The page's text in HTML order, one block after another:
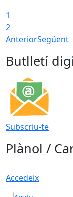
1
2
AnteriorSegüent
Butlletí
Subscriu-te
Plànol /
Accedeix